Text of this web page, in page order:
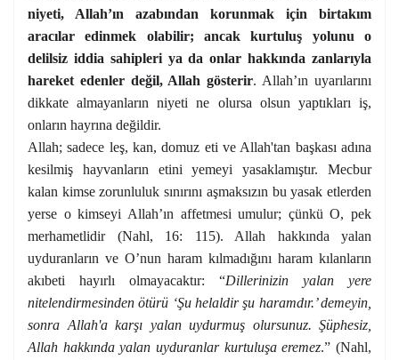
niyeti, Allah’ın azabından korunmak için birtakım
aracılar edinmek olabilir; ancak kurtuluş yolunu o
delilsiz iddia sahipleri ya da onlar hakkında zanlarıyla
hareket edenler değil, Allah gösterir. Allah’ın uyarılarını
dikkate almayanların niyeti ne olursa olsun yaptıkları iş,
onların hayrına değildir.
Allah; sadece leş, kan, domuz eti ve Allah'tan başkası adına
kesilmiş hayvanların etini yemeyi yasaklamıştır. Mecbur
kalan kimse zorunluluk sınırını aşmaksızın bu yasak etlerden
yerse o kimseyi Allah’ın affetmesi umulur; çünkü O, pek
merhametlidir (Nahl, 16: 115). Allah hakkında yalan
uyduranların ve O’nun haram kılmadığını haram kılanların
akıbeti hayırlı olmayacaktır: “Dillerinizin yalan yere
nitelendirmesinden ötürü ‘Şu helaldir şu haramdır.’ demeyin,
sonra Allah'a karşı yalan uydurmuş olursunuz. Şüphesiz,
Allah hakkında yalan uyduranlar kurtuluşa eremez.” (Nahl,